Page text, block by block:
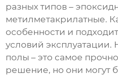
разных типов –
метилметакрилатные.
особенности и
условий
полы – это самое
решение, но они могут